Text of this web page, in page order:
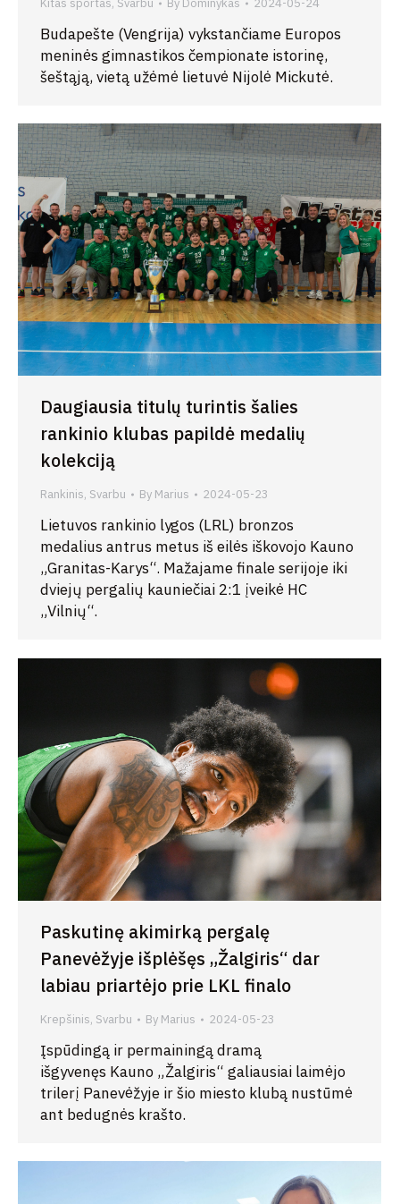
Kitas sportas, Svarbu By Dominykas 2024-05-24
Budapešte (Vengrija) vykstančiame Europos
meninės gimnastikos čempionate istorinę,
šeštąją, vietą užėmė lietuvė Nijolė Mickutė.
Daugiausia titulų turintis šalies
rankinio klubas papildė medalių
kolekciją
Rankinis, Svarbu By Marius 2024-05-23
Lietuvos rankinio lygos (LRL) bronzos
medalius antrus metus iš eilės iškovojo Kauno
„Granitas-Karys“. Mažajame finale serijoje iki
dviejų pergalių kauniečiai 2:1 įveikė HC
„Vilnių“.
Paskutinę akimirką pergalę
Panevėžyje išplėšęs „Žalgiris“ dar
labiau priartėjo prie LKL finalo
Krepšinis, Svarbu By Marius 2024-05-23
Įspūdingą ir permainingą dramą
išgyvenęs Kauno „Žalgiris“ galiausiai laimėjo
trilerį Panevėžyje ir šio miesto klubą nustūmė
ant bedugnės krašto.